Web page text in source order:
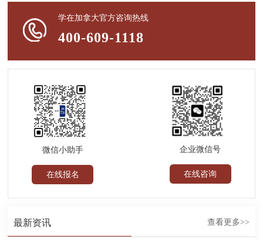
学在加拿大官方咨询热线
400-609-1118
微信小助手
在线报名
企业微信号
在线咨询
最新资讯 查看更多>>